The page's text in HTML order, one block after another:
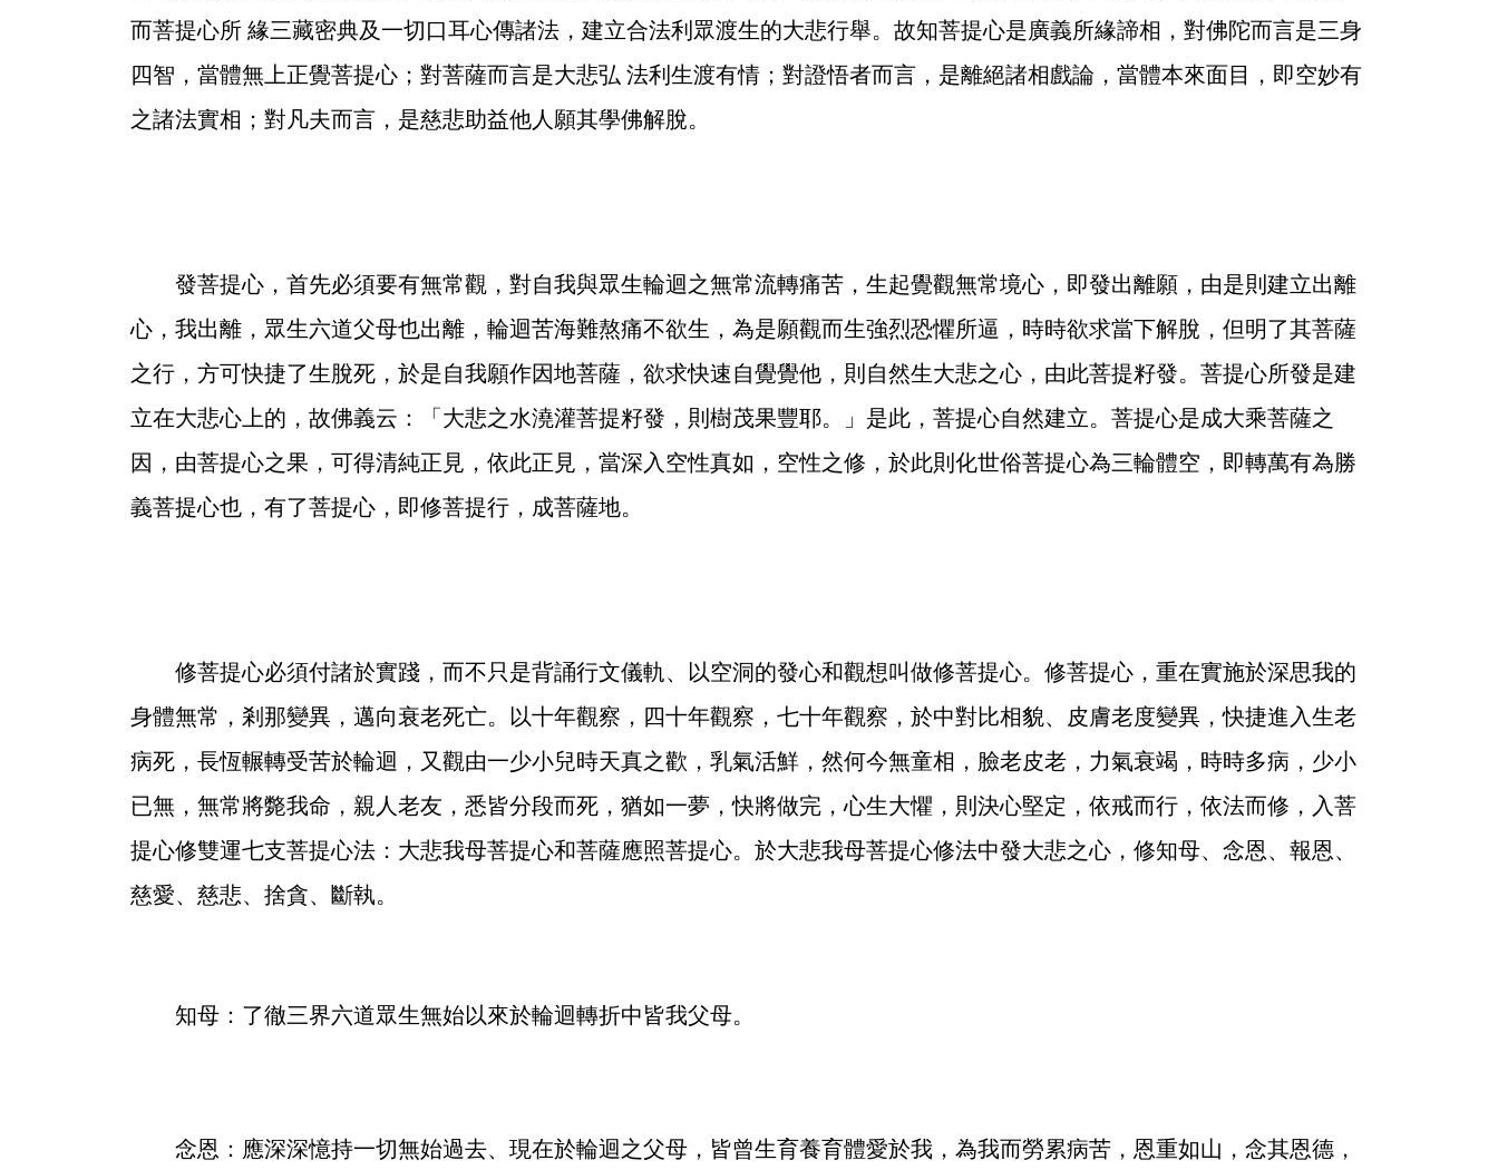
而菩提心所 緣三藏密典及一切口耳心傳諸法，建立合法利眾渡生的大悲行舉。故知菩提心是廣義所緣諦相，對佛陀而言是三身
四智，當體無上正覺菩提心；對菩薩而言是大悲弘 法利生渡有情；對證悟者而言，是離絕諸相戲論，當體本來面目，即空妙有
之諸法實相；對凡夫而言，是慈悲助益他人願其學佛解脫。
發菩提心，首先必須要有無常觀，對自我與眾生輪迴之無常流轉痛苦，生起覺觀無常境心，即發出離願，由是則建立出離
心，我出離，眾生六道父母也出離，輪迴苦海難熬痛不欲生，為是願觀而生強烈恐懼所逼，時時欲求當下解脫，但明了其菩薩
之行，方可快捷了生脫死，於是自我願作因地菩薩，欲求快速自覺覺他，則自然生大悲之心，由此菩提籽發。菩提心所發是建
立在大悲心上的，故佛義云：「大悲之水澆灌菩提籽發，則樹茂果豐耶。」是此，菩提心自然建立。菩提心是成大乘菩薩之
因，由菩提心之果，可得清純正見，依此正見，當深入空性真如，空性之修，於此則化世俗菩提心為三輪體空，即轉萬有為勝
義菩提心也，有了菩提心，即修菩提行，成菩薩地。
修菩提心必須付諸於實踐，而不只是背誦行文儀軌、以空洞的發心和觀想叫做修菩提心。修菩提心，重在實施於深思我的
身體無常，剎那變異，邁向衰老死亡。以十年觀察，四十年觀察，七十年觀察，於中對比相貌、皮膚老度變異，快捷進入生老
病死，長恆輾轉受苦於輪迴，又觀由一少小兒時天真之歡，乳氣活鮮，然何今無童相，臉老皮老，力氣衰竭，時時多病，少小
已無，無常將斃我命，親人老友，悉皆分段而死，猶如一夢，快將做完，心生大懼，則決心堅定，依戒而行，依法而修，入菩
提心修雙運七支菩提心法 ： 大悲我母菩提心和菩薩應照菩提心。於大悲我母菩提心修法中發大悲之心，修知母、念恩、報恩、
慈愛、慈悲、捨貪、斷執。
知母：了徹三界六道眾生無始以來於輪迴轉折中皆我父母。
念恩：應深深憶持一切無始過去、現在於輪迴之父母，皆曾生育養育體愛於我，為我而勞累病苦，恩重如山，念其恩德，